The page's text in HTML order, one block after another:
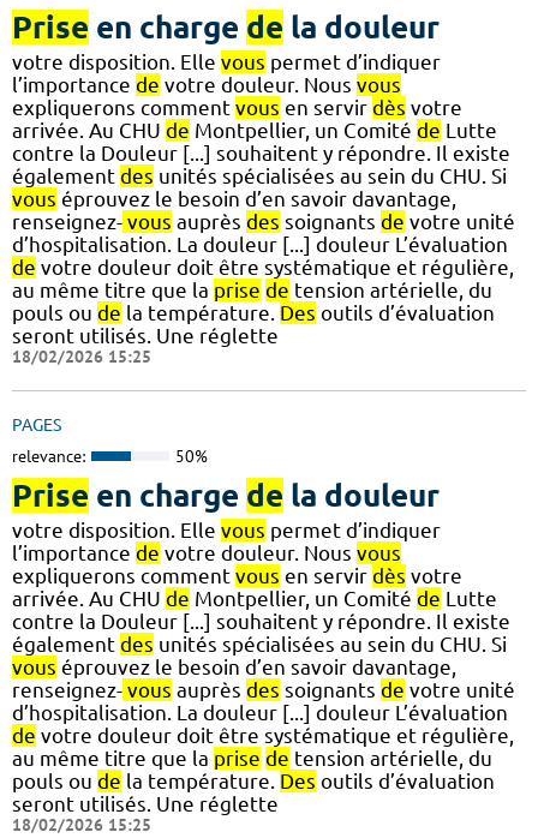
Prise en charge de la douleur
votre disposition. Elle vous permet d’indiquer
l’importance de votre douleur. Nous vous
expliquerons comment vous en servir dès votre
arrivée. Au CHU de Montpellier, un Comité de Lutte
contre la Douleur [...] souhaitent y répondre. Il existe
également des unités spécialisées au sein du CHU. Si
vous éprouvez le besoin d’en savoir davantage,
renseignez- vous auprès des soignants de votre unité
d’hospitalisation. La douleur [...] douleur L’évaluation
de votre douleur doit être systématique et régulière,
au même titre que la prise de tension artérielle, du
pouls ou de la température. Des outils d’évaluation
seront utilisés. Une réglette
18/02/2026 15:25
PAGES
relevance: 50%
Prise en charge de la douleur
votre disposition. Elle vous permet d’indiquer
l’importance de votre douleur. Nous vous
expliquerons comment vous en servir dès votre
arrivée. Au CHU de Montpellier, un Comité de Lutte
contre la Douleur [...] souhaitent y répondre. Il existe
également des unités spécialisées au sein du CHU. Si
vous éprouvez le besoin d’en savoir davantage,
renseignez- vous auprès des soignants de votre unité
d’hospitalisation. La douleur [...] douleur L’évaluation
de votre douleur doit être systématique et régulière,
au même titre que la prise de tension artérielle, du
pouls ou de la température. Des outils d’évaluation
seront utilisés. Une réglette
18/02/2026 15:25